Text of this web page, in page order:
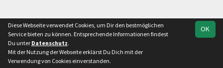
OK
Diese Webseite verwendet Cookies, um Dir den bestmöglichen
Service bieten zu können. Entsprechende Informationen findest
Du unter Datenschutz.
Mit der Nutzung der Webseite erklärst Du Dich mit der
Verwendung von Cookies einverstanden.